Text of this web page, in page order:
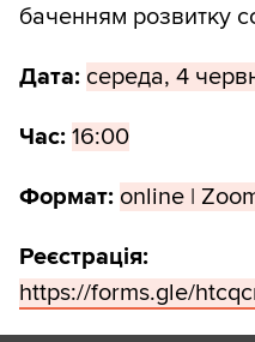
баченням розвитку
Дата: середа, 4
Час: 16:00
Формат: online |
Реєстрація:
https://forms.gle/